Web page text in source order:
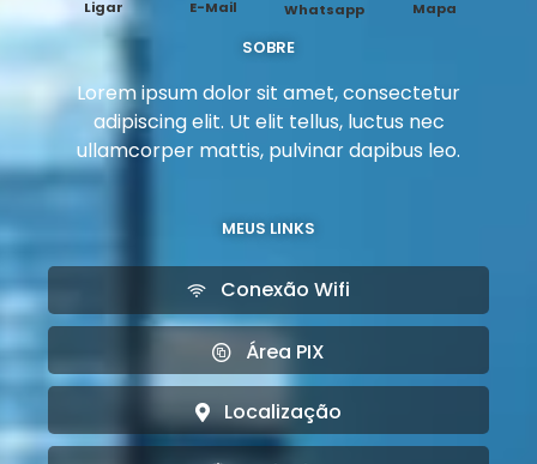
Ligar E-Mail Whatsapp Mapa
SOBRE
Lorem ipsum dolor sit amet, consectetur
adipiscing elit. Ut elit tellus, luctus nec
ullamcorper mattis, pulvinar dapibus leo.
MEUS LINKS
Conexão Wifi
Área PIX
Localização